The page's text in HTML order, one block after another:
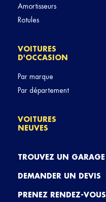
Amortisseurs
Rotules
VOITURES
D'OCCASION
Par marque
Par département
VOITURES
NEUVES
TROUVEZ UN GARAGE
DEMANDER UN DEVIS
PRENEZ RENDEZ-VOUS